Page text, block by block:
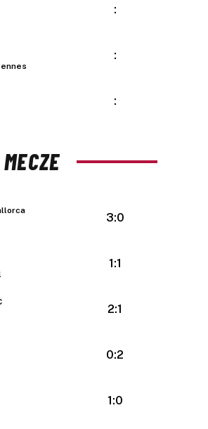
:
:
:
3:0
1:1
2:1
0:2
1:0